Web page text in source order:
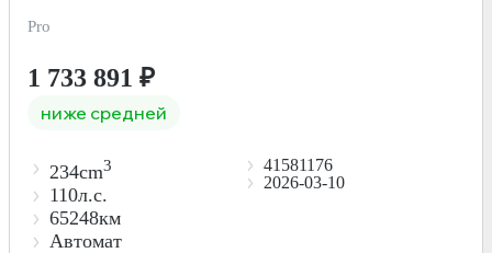
Pro
1 733 891 ₽
ниже средней
234cm3
110л.с.
65248км
Автомат
41581176
2026-03-10